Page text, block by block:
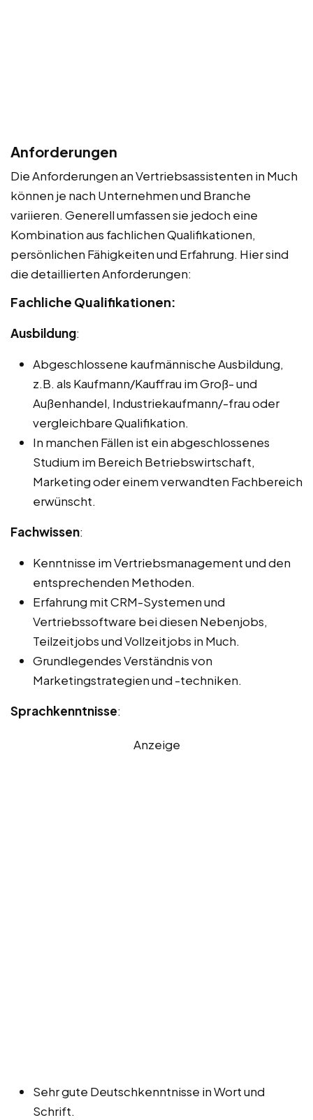
Anforderungen
Die Anforderungen an Vertriebsassistenten in Much
können je nach Unternehmen und Branche
variieren. Generell umfassen sie jedoch eine
Kombination aus fachlichen Qualifikationen,
persönlichen Fähigkeiten und Erfahrung. Hier sind
die detaillierten Anforderungen:
Fachliche Qualifikationen:
Ausbildung:
Abgeschlossene kaufmännische Ausbildung,
z.B. als Kaufmann/Kauffrau im Groß- und
Außenhandel, Industriekaufmann/-frau oder
vergleichbare Qualifikation.
In manchen Fällen ist ein abgeschlossenes
Studium im Bereich Betriebswirtschaft,
Marketing oder einem verwandten Fachbereich
erwünscht.
Fachwissen:
Kenntnisse im Vertriebsmanagement und den
entsprechenden Methoden.
Erfahrung mit CRM-Systemen und
Vertriebssoftware bei diesen Nebenjobs,
Teilzeitjobs und Vollzeitjobs in Much.
Grundlegendes Verständnis von
Marketingstrategien und -techniken.
Sprachkenntnisse:
Anzeige
Sehr gute Deutschkenntnisse in Wort und
Schrift.